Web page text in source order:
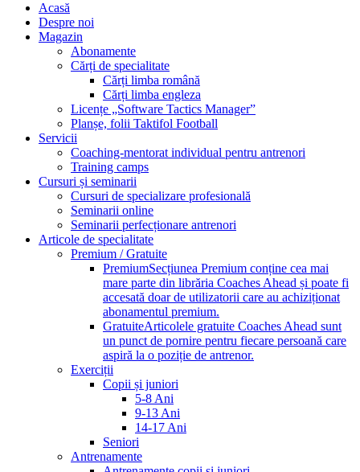
Acasă
Despre noi
Magazin
Abonamente
Cărți de specialitate
Cărți limba română
Cărți limba engleza
Licențe „Software Tactics Manager”
Planșe, folii Taktifol Football
Servicii
Coaching-mentorat individual pentru antrenori
Training camps
Cursuri și seminarii
Cursuri de specializare profesională
Seminarii online
Seminarii perfecționare antrenori
Articole de specialitate
Premium / Gratuite
PremiumSecțiunea Premium conține cea mai
mare parte din librăria Coaches Ahead și poate fi
accesată doar de utilizatorii care au achiziționat
abonamentul premium.
GratuiteArticolele gratuite Coaches Ahead sunt
un punct de pornire pentru fiecare persoană care
aspiră la o poziție de antrenor.
Exerciții
Copii și juniori
5-8 Ani
9-13 Ani
14-17 Ani
Seniori
Antrenamente